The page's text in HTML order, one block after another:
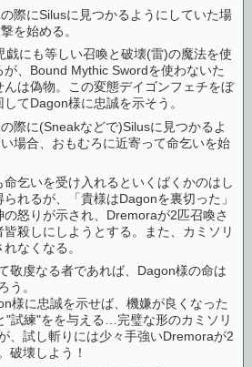
際にSilusに見つかるようにしていた場
を始める。
戯にも等しい召喚と破壊(雷)の魔法を使
が、Bound Mythic Swordを使わないた
んは偽物。この変態デイゴンフェチをぼ
してDagon様に忠誠を示そう。
際に(Sneakなどで)Silusに見つかるよ
場合、おもむろに近寄って命乞いを始
命乞いを受け入れるといくばくかのはし
られるが、「貴様はDagonを裏切った」
の怒りが示され、Dremoraが2匹召喚さ
皆殺しにしようとする。また、カミソリ
なくなる。
敬虔なる者であれば、Dagon様の命は
う。
様に忠誠を示せば、機嫌が良くなった
"試練"をを与える…完璧な形のカミソリ
、試し斬りには少々手強いDremoraが2
破壊しよう！